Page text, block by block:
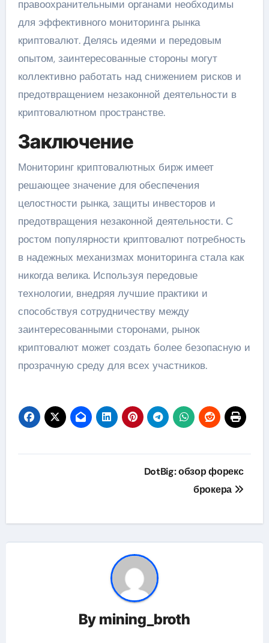
правоохранительными органами необходимы
для эффективного мониторинга рынка
криптовалют. Делясь идеями и передовым
опытом, заинтересованные стороны могут
коллективно работать над снижением рисков и
предотвращением незаконной деятельности в
криптовалютном пространстве.
Заключение
Мониторинг криптовалютных бирж имеет
решающее значение для обеспечения
целостности рынка, защиты инвесторов и
предотвращения незаконной деятельности. С
ростом популярности криптовалют потребность
в надежных механизмах мониторинга стала как
никогда велика. Используя передовые
технологии, внедряя лучшие практики и
способствуя сотрудничеству между
заинтересованными сторонами, рынок
криптовалют может создать более безопасную и
прозрачную среду для всех участников.
DotBig: обзор форекс
брокера
By mining_broth